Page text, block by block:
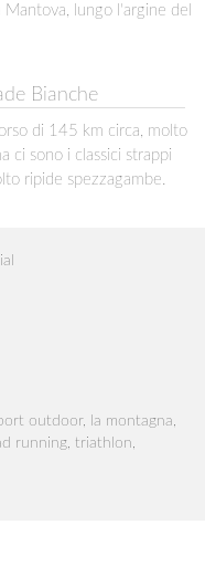
Mantova, lungo l'argine del
Bianche
di 145 km circa, molto
ci sono i classici strappi
ripide spezzagambe.
outdoor, la montagna,
running, triathlon,